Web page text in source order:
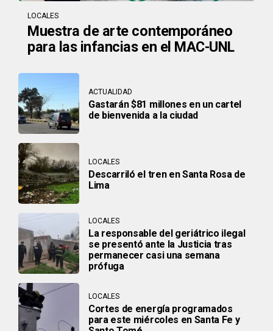
LOCALES
Muestra de arte contemporáneo
para las infancias en el MAC-UNL
ACTUALIDAD
Gastarán $81 millones en un cartel
de bienvenida a la ciudad
LOCALES
Descarriló el tren en Santa Rosa de
Lima
LOCALES
La responsable del geriátrico ilegal
se presentó ante la Justicia tras
permanecer casi una semana
prófuga
LOCALES
Cortes de energía programados
para este miércoles en Santa Fe y